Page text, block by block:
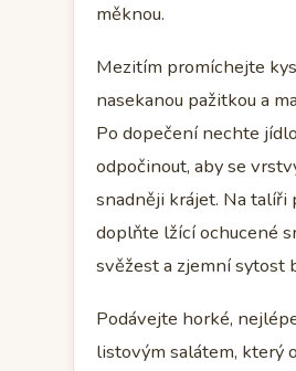
měknou.
Mezitím promíchejte
nasekanou pažitkou a
Po dopečení nechte
odpočinout, aby se
snadněji krájet. Na talíři
doplňte lžící ochucené
svěžest a zjemní sytost
Podávejte horké,
listovým salátem, který